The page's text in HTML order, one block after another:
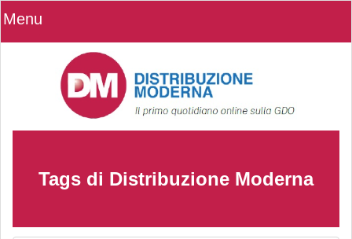
Menu
Tags di Distribuzione Moderna